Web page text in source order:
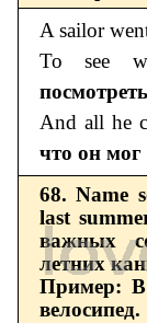
A sailor
To see
And all he
что он
68. Name
last
важных
летних
Пример:
велосипед.